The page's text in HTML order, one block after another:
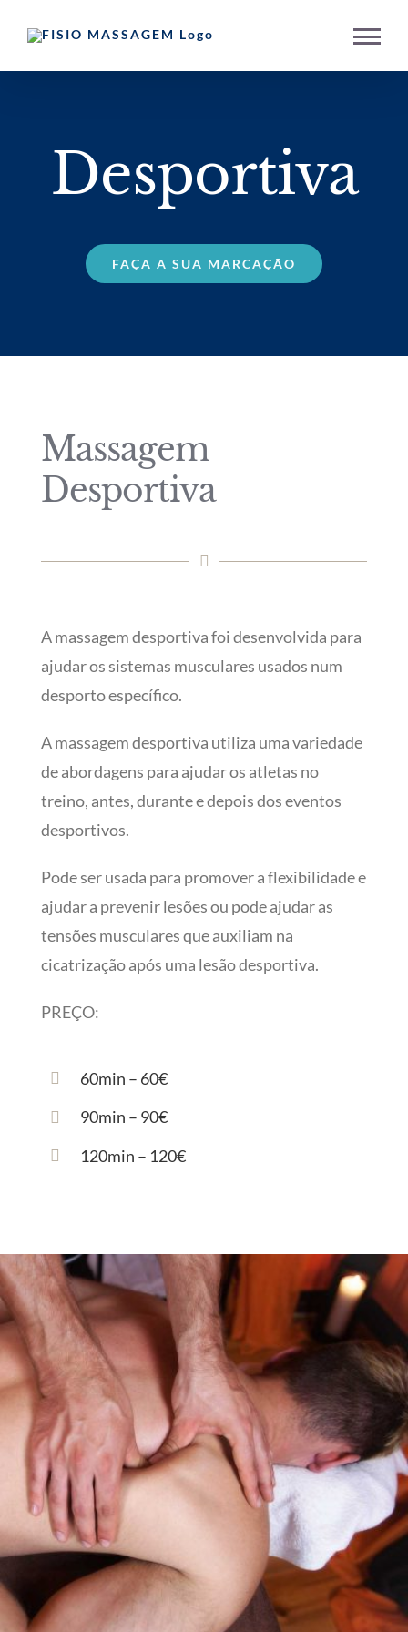
content
Desportiva
FAÇA A SUA MARCAÇÃO
Massagem
Desportiva
A massagem desportiva foi desenvolvida para
ajudar os sistemas musculares usados num
desporto específico.
A massagem desportiva utiliza uma variedade
de abordagens para ajudar os atletas no
treino, antes, durante e depois dos eventos
desportivos.
Pode ser usada para promover a flexibilidade e
ajudar a prevenir lesões ou pode ajudar as
tensões musculares que auxiliam na
cicatrização após uma lesão desportiva.
PREÇO:
60min – 60€
90min – 90€
120min – 120€